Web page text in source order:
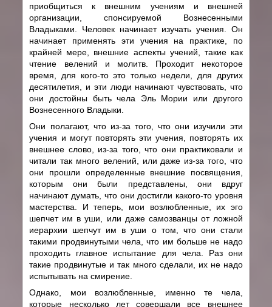
приобщиться к внешним учениям и внешней
организации, спонсируемой Вознесенными
Владыками. Человек начинает изучать учения. Он
начинает применять эти учения на практике, по
крайней мере, внешние аспекты учений, такие как
чтение велений и молитв. Проходит некоторое
время, для кого-то это только недели, для других
десятилетия, и эти люди начинают чувствовать, что
они достойны быть чела Эль Мории или другого
Вознесенного Владыки.
Они полагают, что из-за того, что они изучили эти
учения и могут повторять эти учения, повторять их
внешнее слово, из-за того, что они практиковали и
читали так много велений, или даже из-за того, что
они прошли определенные внешние посвящения,
которым они были представлены, они вдруг
начинают думать, что они достигли какого-то уровня
мастерства. И теперь, мои возлюбленные, их эго
шепчет им в уши, или даже самозванцы от ложной
иерархии шепчут им в уши о том, что они стали
такими продвинутыми чела, что им больше не надо
проходить главное испытание для чела. Раз они
такие продвинутые и так много сделали, их не надо
испытывать на смирение.
Однако, мои возлюбленные, именно те чела,
которые несколько лет совершали все внешнее